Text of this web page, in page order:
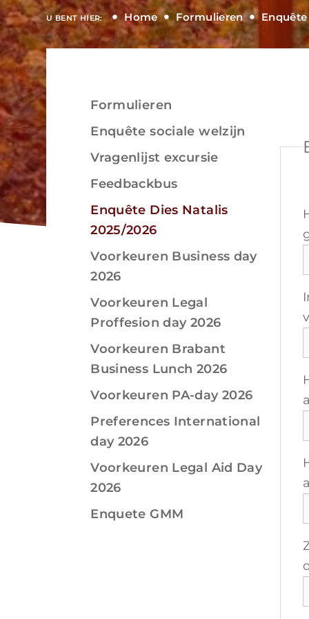
U BENT HIER: Home Formulieren
Formulieren
Enquête sociale welzijn
Vragenlijst excursie
Feedbackbus
Enquête Dies Natalis
2025/2026
Voorkeuren Business day
2026
Voorkeuren Legal
Proffesion day 2026
Voorkeuren Brabant
Business Lunch 2026
Voorkeuren PA-day 2026
Preferences International
day 2026
Voorkeuren Legal Aid Day
2026
Enquete GMM
Bekijken
Bekijken